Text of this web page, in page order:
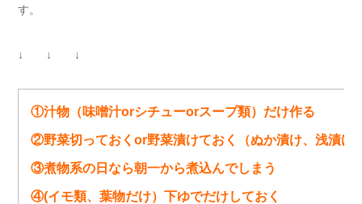
す。
↓ ↓ ↓
①汁物（味噌汁orシチューorスープ類）だけ作る
②野菜切っておくor野菜漬けておく（ぬか漬け、浅漬け
③煮物系の日なら朝一から煮込んでしまう
④(イモ類、葉物だけ）下ゆでだけしておく